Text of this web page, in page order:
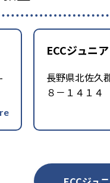
ECCジュニ
長野県北佐久
８－１４１４